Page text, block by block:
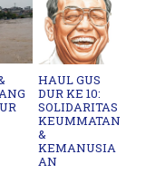
HAUL GUS
DUR KE 10:
SOLIDARITAS
KEUMMATAN
&
KEMANUSIA
AN